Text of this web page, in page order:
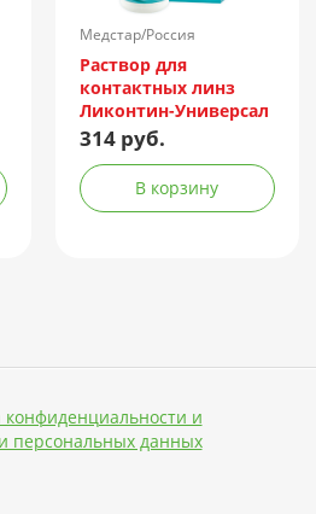
Медстар/Россия
Раствор для
контактных линз
Ликонтин-Универсал
240мл
314 руб.
В корзину
конфиденциальности и
персональных данных